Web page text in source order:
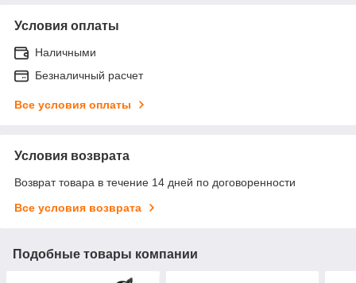
Условия оплаты
Наличными
Безналичный расчет
Все условия оплаты
Условия возврата
Возврат товара в течение 14 дней по договоренности
Все условия возврата
Подобные товары компании